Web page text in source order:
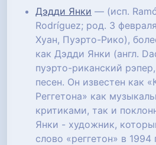
Дэдди Янки — (исп.
Rodríguez; род. 3
Хуан, Пуэрто-Рико),
как Дэдди Янки (англ.
пуэрто-риканский
песен. Он известен как
Реггетона» как
критиками, так и
Янки - художник,
слово «реггетон» в 1994